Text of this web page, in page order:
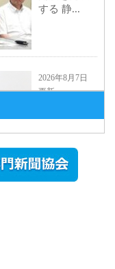
する 静...
2026年8月7日
更新
iCeMS等を
視察した松
本文部科学
大...